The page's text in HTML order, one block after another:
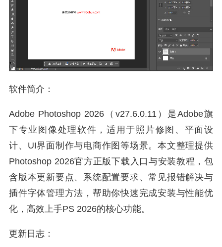
软件简介：
Adobe Photoshop 2026（v27.6.0.11）是Adobe旗
下专业图像处理软件，适用于照片修图、平面设
计、UI界面制作与电商作图等场景。本文整理提供
Photoshop 2026官方正版下载入口与安装教程，包
含版本更新要点、系统配置要求、常见报错解决与
插件字体管理方法，帮助你快速完成安装与性能优
化，高效上手PS 2026的核心功能。
更新日志：